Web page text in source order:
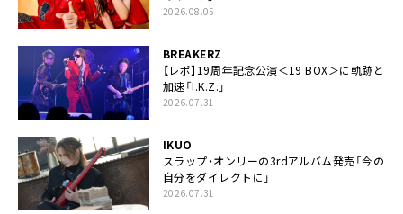
2026.08.05
BREAKERZ
【レポ】19周年記念公演＜19 BOX＞に軌跡と
加速「I.K.Z.」
2026.07.31
IKUO
スラップ・オンリーの3rdアルバム発売「今の
自分をダイレクトに」
2026.07.31